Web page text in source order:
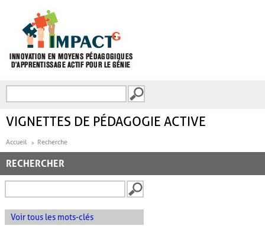
FORMULAIRE DE
VIGNETTES DE PÉDAGOGIE ACTIVE
Accueil Recherche
RECHERCHER
Voir tous les mots-clés